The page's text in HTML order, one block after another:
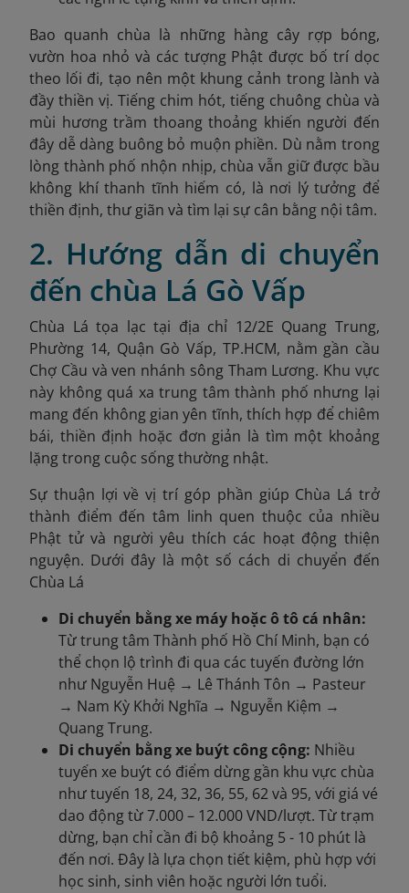
Bao quanh chùa là những hàng cây rợp bóng,
vườn hoa nhỏ và các tượng Phật được bố trí dọc
theo lối đi, tạo nên một khung cảnh trong lành và
đầy thiền vị. Tiếng chim hót, tiếng chuông chùa và
mùi hương trầm thoang thoảng khiến người đến
đây dễ dàng buông bỏ muộn phiền. Dù nằm trong
lòng thành phố nhộn nhịp, chùa vẫn giữ được bầu
không khí thanh tĩnh hiếm có, là nơi lý tưởng để
thiền định, thư giãn và tìm lại sự cân bằng nội tâm.
2. Hướng dẫn di chuyển
đến chùa Lá Gò Vấp
Chùa Lá tọa lạc tại địa chỉ 12/2E Quang Trung,
Phường 14, Quận Gò Vấp, TP.HCM, nằm gần cầu
Chợ Cầu và ven nhánh sông Tham Lương. Khu vực
này không quá xa trung tâm thành phố nhưng lại
mang đến không gian yên tĩnh, thích hợp để chiêm
bái, thiền định hoặc đơn giản là tìm một khoảng
lặng trong cuộc sống thường nhật.
Sự thuận lợi về vị trí góp phần giúp Chùa Lá trở
thành điểm đến tâm linh quen thuộc của nhiều
Phật tử và người yêu thích các hoạt động thiện
nguyện. Dưới đây là một số cách di chuyển đến
Chùa Lá
Di chuyển bằng xe máy hoặc ô tô cá nhân:
Từ trung tâm Thành phố Hồ Chí Minh, bạn có
thể chọn lộ trình đi qua các tuyến đường lớn
như Nguyễn Huệ → Lê Thánh Tôn → Pasteur
→ Nam Kỳ Khởi Nghĩa → Nguyễn Kiệm →
Quang Trung.
Di chuyển bằng xe buýt công cộng: Nhiều
tuyến xe buýt có điểm dừng gần khu vực chùa
như tuyến 18, 24, 32, 36, 55, 62 và 95, với giá vé
dao động từ 7.000 – 12.000 VND/lượt. Từ trạm
dừng, bạn chỉ cần đi bộ khoảng 5 - 10 phút là
đến nơi. Đây là lựa chọn tiết kiệm, phù hợp với
học sinh, sinh viên hoặc người lớn tuổi.